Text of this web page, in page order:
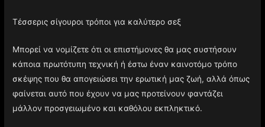
Τέσσερις σίγουροι τρόποι για καλύτερο σεξ
Μπορεί να νομίζετε ότι οι επιστήμονες θα μας συστήσουν
κάποια πρωτότυπη τεχνική ή έστω έναν καινοτόμο τρόπο
σκέψης που θα απογειώσει την ερωτική μας ζωή, αλλά όπως
φαίνεται αυτό που έχουν να μας προτείνουν φαντάζει
μάλλον προσγειωμένο και καθόλου εκπληκτικό.